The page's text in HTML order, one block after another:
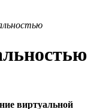
виртуальной